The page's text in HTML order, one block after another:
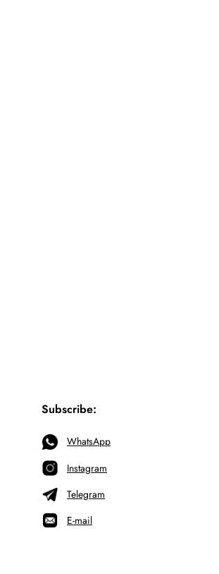
Subscribe:
WhatsApp
Instagram
Telegram
E-mail